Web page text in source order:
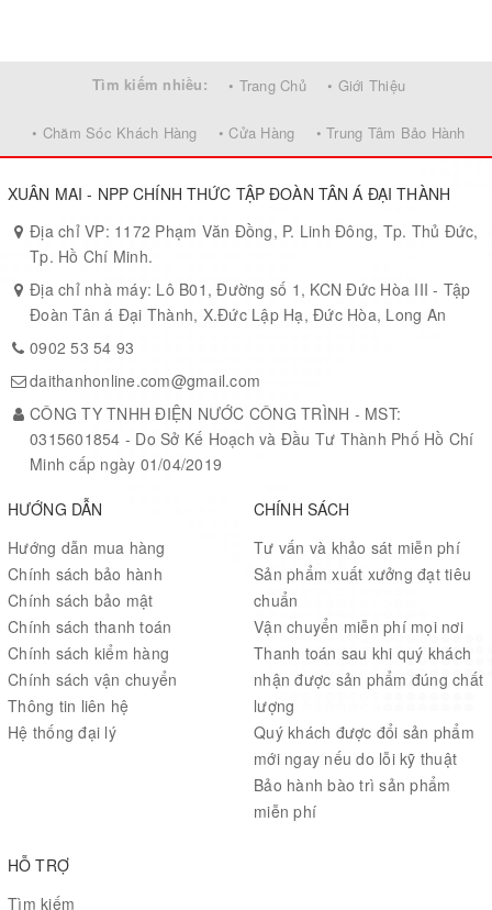
Tìm kiếm nhiều: • Trang Chủ • Giới Thiệu
• Chăm Sóc Khách Hàng • Cửa Hàng • Trung Tâm Bảo Hành
XUÂN MAI - NPP CHÍNH THỨC TẬP ĐOÀN TÂN Á ĐẠI THÀNH
Địa chỉ VP: 1172 Phạm Văn Đồng, P. Linh Đông, Tp. Thủ Đức,
Tp. Hồ Chí Minh.
Địa chỉ nhà máy: Lô B01, Đường số 1, KCN Đức Hòa III - Tập
Đoàn Tân á Đại Thành, X.Đức Lập Hạ, Đức Hòa, Long An
0902 53 54 93
daithanhonline.com@gmail.com
CÔNG TY TNHH ĐIỆN NƯỚC CÔNG TRÌNH - MST:
0315601854 - Do Sở Kế Hoạch và Đầu Tư Thành Phố Hồ Chí
Minh cấp ngày 01/04/2019
HƯỚNG DẪN
Hướng dẫn mua hàng
Chính sách bảo hành
Chính sách bảo mật
Chính sách thanh toán
Chính sách kiểm hàng
Chính sách vận chuyển
Thông tin liên hệ
Hệ thống đại lý
CHÍNH SÁCH
Tư vấn và khảo sát miễn phí
Sản phẩm xuất xưởng đạt tiêu
chuẩn
Vận chuyển miễn phí mọi nơi
Thanh toán sau khi quý khách
nhận được sản phẩm đúng chất
lượng
Quý khách được đổi sản phẩm
mới ngay nếu do lỗi kỹ thuật
Bảo hành bào trì sản phẩm
miễn phí
HỖ TRỢ
Tìm kiếm